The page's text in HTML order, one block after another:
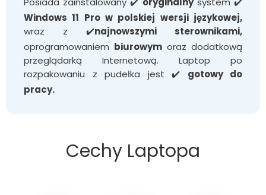
Windows 11 Pro w polskiej wersji językowej,
wraz z ✔️najnowszymi sterownikami,
oprogramowaniem biurowym oraz dodatkową
przeglądarką Internetową. Laptop po
rozpakowaniu z pudełka jest ✔️ gotowy do
pracy.
Cechy Laptopa